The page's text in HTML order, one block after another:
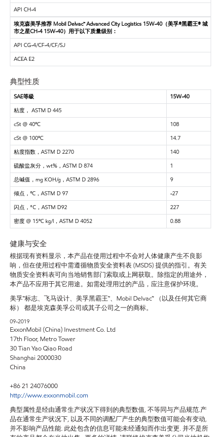
API CH-4
埃克森美孚推荐 Mobil Delvac™ Advanced City Logistics 15W-40（美孚®黑霸王® 城
市之星CH-4 15W-40）用于以下质量级别：
API CG-4/CF-4/CF/SJ
ACEA E2
典型性质
SAE等級
15W-40
粘度， ASTM D 445
cSt @ 40ºC
108
cSt @ 100ºC
14.7
粘度指数，ASTM D 2270
140
硫酸盐灰分，wt%，ASTM D 874
1
总碱值，mg KOH/g，ASTM D 2896
9
倾点，ºC，ASTM D 97
-27
闪点，°C，ASTM D92
227
密度 @ 15ºC kg/l，ASTM D 4052
0.88
健康与安全
根据现有资料显示，本产品在使用过程中不会对人体健康产生不良影
响，但在使用过程中需遵循物质安全资料表 (MSDS) 提供的指引。有关
物质安全资料表可向当地销售部门索取或上网获取。除指定的用途外，
本产品不应用于其它用途。如需处理用过的产品，应注意保护环境。
美孚™标志、飞马设计、美孚黑霸王™、Mobil Delvac™ （以及任何其它商
标） 都是埃克森美孚公司或其子公司之一的商标。
09-2019
ExxonMobil (China) Investment Co. Ltd
17th Floor, Metro Tower
30 Tian Yao Qiao Road
Shanghai 2000030
China
+86 21 24076000
http://www.exxonmobil.com
典型属性是经由通常生产状况下得到的典型数值, 不等同与产品规范.产
品在通常生产状况下, 以及不同的调配厂产生的典型数值可能会有变动,
并不影响产品性能. 此处包含的信息可能未经通知而作出变更. 并不是所